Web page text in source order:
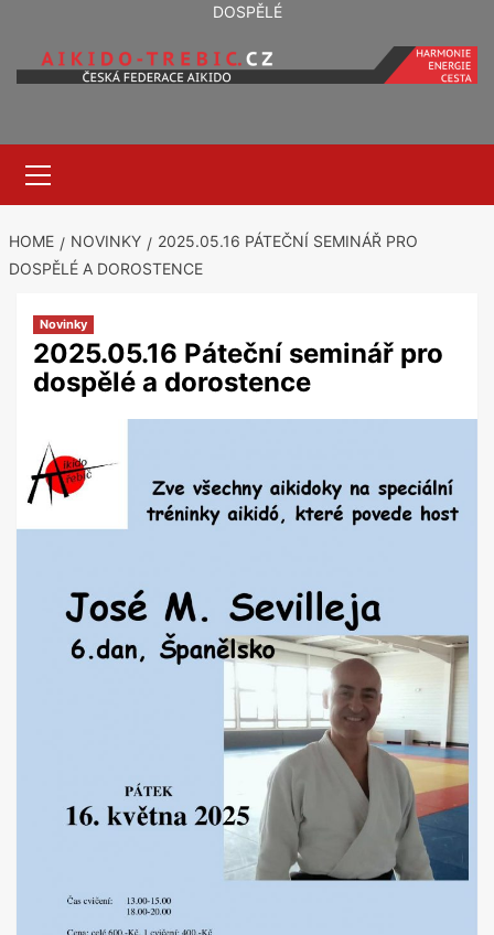
DOSPĚLÉ
Menu
HOME NOVINKY
2025.05.16 PÁTEČNÍ SEMINÁŘ PRO
DOSPĚLÉ A DOROSTENCE
Novinky
2025.05.16 Páteční seminář pro
dospělé a dorostence